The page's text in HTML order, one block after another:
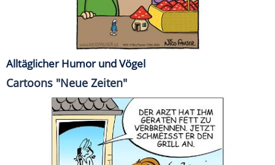
Alltäglicher Humor und Vögel
Cartoons "Neue Zeiten"